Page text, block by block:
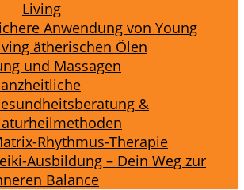
Living
Anwendung von Young
ätherischen Ölen
und Massagen
&
Rhythmus-Therapie
Ausbildung – Dein Weg zur
Balance